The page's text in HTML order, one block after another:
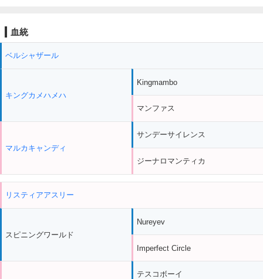
血統
ベルシャザール
キングカメハメハ
マルカキャンディ
Kingmambo
マンファス
サンデーサイレンス
ジーナロマンティカ
リスティアアスリー
スピニングワールド
Nureyev
Imperfect Circle
テスコボーイ